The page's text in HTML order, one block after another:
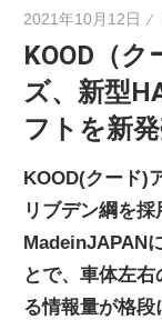
2021年10月12日
KOOD（
ズ、新型
フトを新
KOOD(クード)
リブデン綱を
MadeinJAPAN
とで、車体左
る情報量が格段